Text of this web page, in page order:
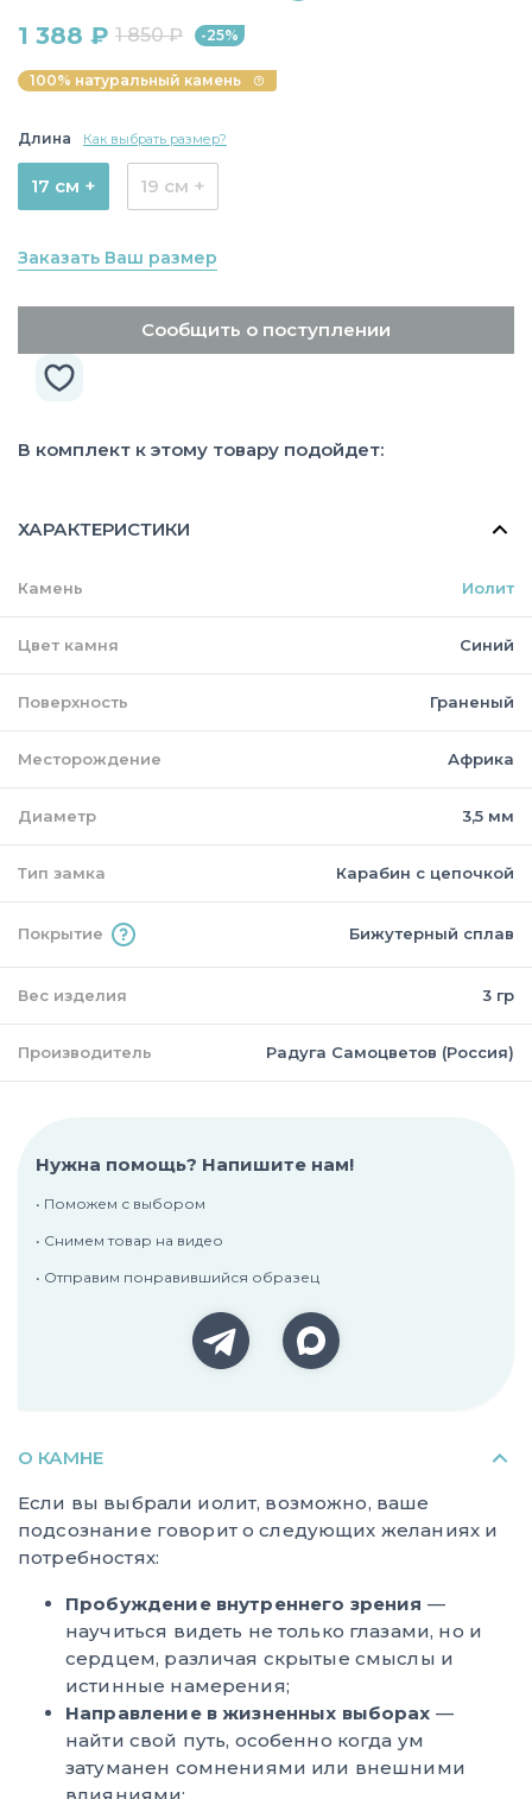
1 388 ₽ 1 850 ₽ -25%
100% натуральный камень
Длина Как выбрать размер?
17 см + 19 см +
Заказать Ваш размер
Сообщить о поступлении
В комплект к этому товару подойдет:
ХАРАКТЕРИСТИКИ
Камень Иолит
Цвет камня Синий
Поверхность Граненый
Месторождение Африка
Диаметр 3,5 мм
Тип замка Карабин с цепочкой
Покрытие Бижутерный сплав
Вес изделия 3 гр
Производитель Радуга Самоцветов (Россия)
Нужна помощь? Напишите нам!
• Поможем с выбором
• Снимем товар на видео
• Отправим понравившийся образец
О КАМНЕ
Если вы выбрали иолит, возможно, ваше
подсознание говорит о следующих желаниях и
потребностях:
Пробуждение внутреннего зрения —
научиться видеть не только глазами, но и
сердцем, различая скрытые смыслы и
истинные намерения;
Направление в жизненных выборах —
найти свой путь, особенно когда ум
затуманен сомнениями или внешними